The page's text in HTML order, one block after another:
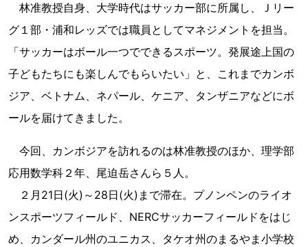
林准教授自身、大学時代はサッカー部に所属し、Ｊリー
グ１部・浦和レッズでは職員としてマネジメントを担当。
「サッカーはボール一つでできるスポーツ。発展途上国の
子どもたちにも楽しんでもらいたい」と、これまでカンボ
ジア、ベトナム、ネパール、ケニア、タンザニアなどにボ
ールを届けてきました。
今回、カンボジアを訪れるのは林准教授のほか、理学部
応用数学科２年、尾迫岳さんら５人。
２月21日(火)～28日(火)まで滞在。プノンペンのライオ
ンスポーツフィールド、NERCサッカーフィールドをはじ
め、カンダール州のユニカス、タケオ州のまるやま小学校